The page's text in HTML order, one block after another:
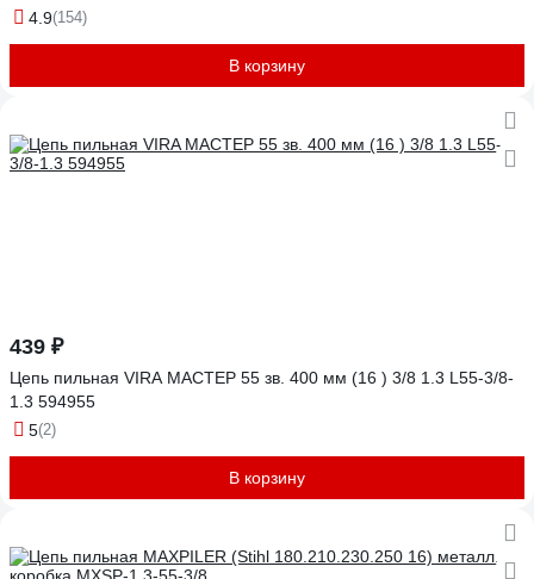
4.9(154)
В корзину
439 ₽
Цепь пильная VIRA МАСТЕР 55 зв. 400 мм (16 ) 3/8 1.3 L55-3/8-
1.3 594955
5(2)
В корзину